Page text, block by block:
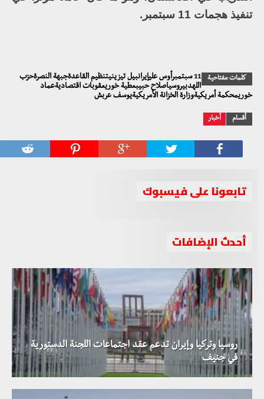
تنفيذ هجمات 11 سبتمبر.
كلمات مفتاحية
11 سبتمبرأوس عليإيرانبيل تيزينيتنظيم القاعدةجبهة النصرةحزب
اللهدبيروسياصلاح حبيبعطية خوريعقوبات اقتصاديةعماد
خوريمحكمة أمريكيةوزارة الخزانة الأمريكيةيوسف عربش
أقسام أخبار
تابعونا على فيسبوك
أحدث الإضافات
روسيا وتركيا وإيران تدعم عقد اجتماعات اللجنة الدستورية
في جنيف